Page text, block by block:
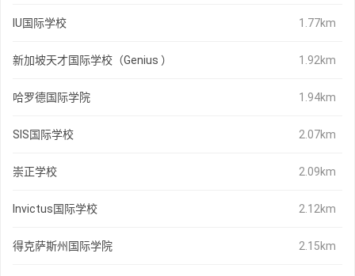
IU国际学校 1.77km
新加坡天才国际学校（Genius ） 1.92km
哈罗德国际学院 1.94km
SIS国际学校 2.07km
崇正学校 2.09km
Invictus国际学校 2.12km
得克萨斯州国际学院 2.15km